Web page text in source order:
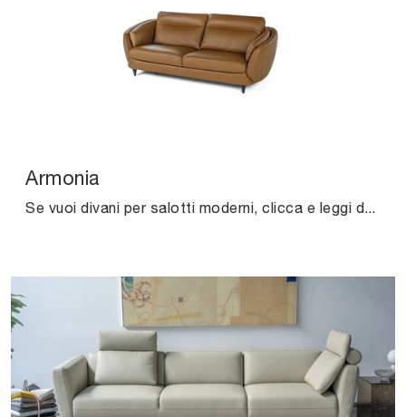
Armonia
Se vuoi divani per salotti moderni, clicca e leggi di più sul modello Armonia in pelle della marca Calia.